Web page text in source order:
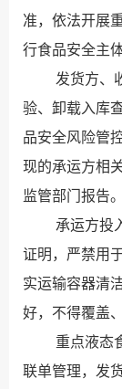
准，依法开展
行食品安全主
发货方、收
验、卸载入库
品安全风险管
现的承运方相
监管部门报告。
承运方投入
证明，严禁用
实运输容器清
好，不得覆盖
重点液态食
联单管理，发